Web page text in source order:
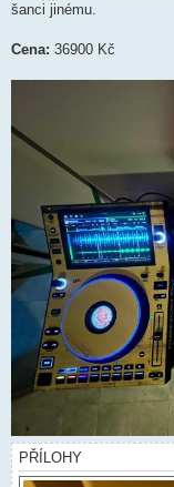
šanci jinému.
Cena: 36900 Kč
PŘÍLOHY